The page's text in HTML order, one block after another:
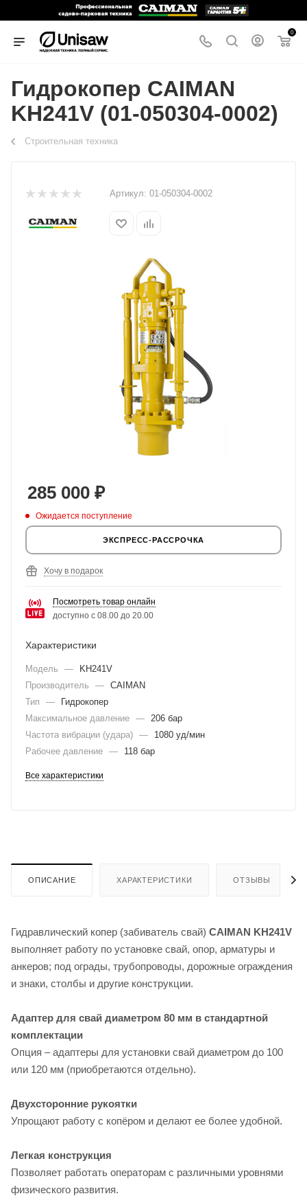
0
Гидрокопер CAIMAN
KH241V (01-050304-0002)
Строительная техника
Артикул: 01-050304-0002
285 000 ₽
Ожидается поступление
ЭКСПРЕСС-РАССРОЧКА
Хочу в подарок
Посмотреть товар онлайн
доступно с 08.00 до 20.00
Характеристики
Модель —
KH241V
Производитель
— CAIMAN
Тип
—
Гидрокопер
Максимальное давление —
206 бар
Частота вибрации (удара) —
1080 уд/мин
Рабочее давление — 118 бар
Все характеристики
ОПИСАНИЕ ХАРАКТЕРИСТИКИ ОТЗЫВЫ
Гидравлический копер (забиватель свай) CAIMAN KH241V
выполняет работу по установке свай, опор, арматуры и
анкеров; под ограды, трубопроводы, дорожные ограждения
и знаки, столбы и другие конструкции.
Адаптер для свай диаметром 80 мм в стандартной
комплектации
Опция – адаптеры для установки свай диаметром до 100
или 120 мм (приобретаются отдельно).
Двухсторонние рукоятки
Упрощают работу с копёром и делают ее более удобной.
Легкая конструкция
Позволяет работать операторам с различными уровнями
физического развития.